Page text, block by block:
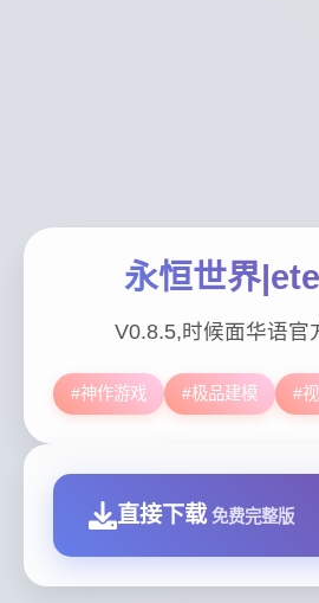
永恒世界
V0.8.5,时候面华语官
#神作游戏 #极品建模 #
直接下载 免费完整版